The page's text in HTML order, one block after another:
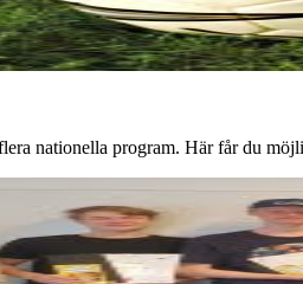
nationella program. Här får du